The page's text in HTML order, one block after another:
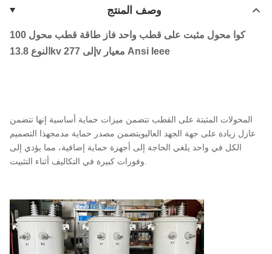
وصف المنتج
100 كوا محول مثبت على قطب واحد فاز طاقة قطب محول
النوع 13.8kv إلى 277v معيار Ansi Ieee
المحولات المثبتة على القطب تتضمن ميزات حماية أساسية إنها تتضمن
عازل زيادة على جهة الجهد العاليويتضمن مصدر حماية مدمجهذا التصميم
الكل في واحد يلغي الحاجة إلى أجهزة حماية إضافية، مما يؤدي إلى